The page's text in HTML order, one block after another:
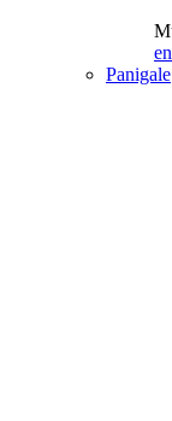
Panigale